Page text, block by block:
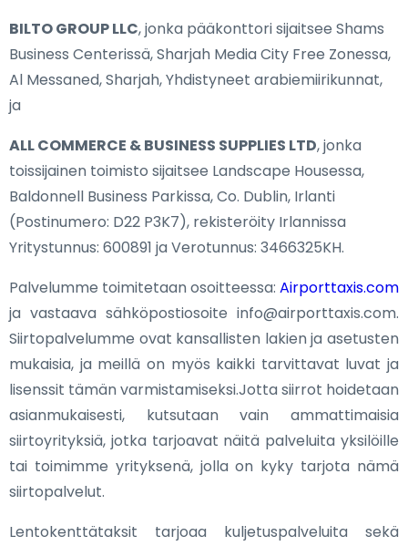
BILTO GROUP LLC, jonka pääkonttori sijaitsee Shams
Business Centerissä, Sharjah Media City Free Zonessa,
Al Messaned, Sharjah, Yhdistyneet arabiemiirikunnat,
ja
ALL COMMERCE & BUSINESS SUPPLIES LTD, jonka
toissijainen toimisto sijaitsee Landscape Housessa,
Baldonnell Business Parkissa, Co. Dublin, Irlanti
(Postinumero: D22 P3K7), rekisteröity Irlannissa
Yritystunnus: 600891 ja Verotunnus: 3466325KH.
Palvelumme toimitetaan osoitteessa: Airporttaxis.com
ja vastaava sähköpostiosoite info@airporttaxis.com.
Siirtopalvelumme ovat kansallisten lakien ja asetusten
mukaisia, ja meillä on myös kaikki tarvittavat luvat ja
lisenssit tämän varmistamiseksi.Jotta siirrot hoidetaan
asianmukaisesti, kutsutaan vain ammattimaisia
siirtoyrityksiä, jotka tarjoavat näitä palveluita yksilöille
tai toimimme yrityksenä, jolla on kyky tarjota nämä
siirtopalvelut.
Lentokenttätaksit tarjoaa kuljetuspalveluita sekä